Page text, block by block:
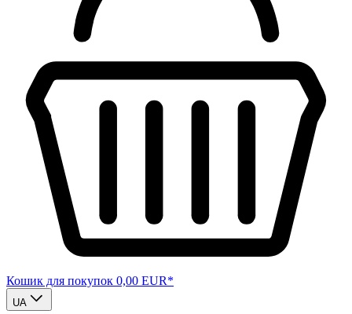
Кошик для покупок 0,00 EUR*
UA